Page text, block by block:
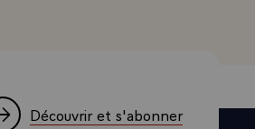
Découvrir et s'abonner